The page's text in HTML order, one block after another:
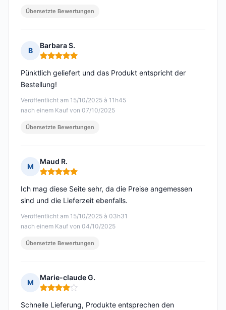
Übersetzte Bewertungen
B
Barbara S.
Hinweis: 5 von 5
Veröffentlicht am 15/10/2025 à 11h45
nach einem Kauf von 07/10/2025
Pünktlich geliefert und das Produkt entspricht der
Bestellung!
Übersetzte Bewertungen
M
Maud R.
Hinweis: 5 von 5
Veröffentlicht am 15/10/2025 à 03h31
nach einem Kauf von 04/10/2025
Ich mag diese Seite sehr, da die Preise angemessen
sind und die Lieferzeit ebenfalls.
Übersetzte Bewertungen
M
Marie-claude G.
Hinweis: 4 von 5
Schnelle Lieferung, Produkte entsprechen den